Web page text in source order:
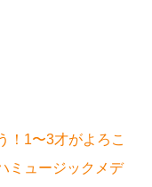
！1〜3才がよろこ
ミュージックメデ